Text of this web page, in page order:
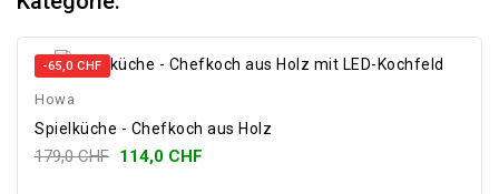
-65,0 CHF
Howa
Spielküche - Chefkoch aus Holz
179,0 CHF 114,0 CHF